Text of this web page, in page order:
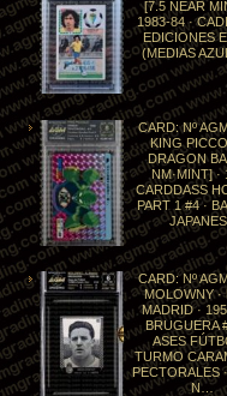
[7.5 NEAR
1983-84 ·
EDICIONES
(MEDIAS
CARD: Nº
KING
DRAGON
NM·MINT] ·
CARDDASS
PART 1 #4 ·
CARD: Nº
MOLOWNY ·
MADRID ·
BRUGUERA
ASES
TURMO
PECTORALES
N…